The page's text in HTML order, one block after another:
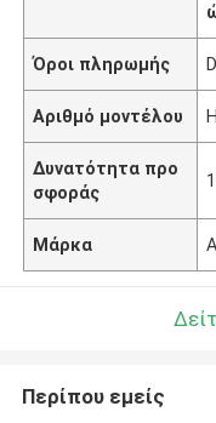
Όροι πληρωμής
Αριθμό μοντέλου
Δυνατότητα προ
σφοράς
Μάρκα
Περίπου εμείς